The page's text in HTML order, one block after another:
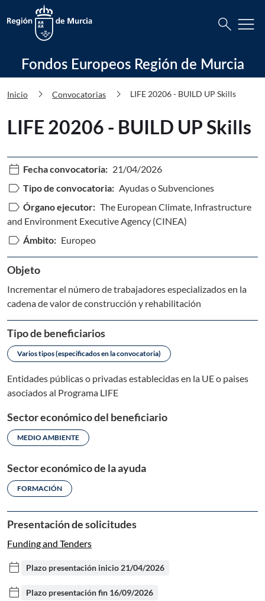
Fondos Europeos Región de Murcia
search menu
Fondos Europeos Región de Murcia
Inicio chevron_right Convocatorias chevron_right LIFE 20206 - BUILD UP Skills
LIFE 20206 - BUILD UP Skills
calendar_today Fecha convocatoria: 21/04/2026
label Tipo de convocatoria: Ayudas o Subvenciones
label Órgano ejecutor: The European Climate, Infrastructure
and Environment Executive Agency (CINEA)
label Ámbito: Europeo
Objeto
Incrementar el número de trabajadores especializados en la
cadena de valor de construcción y rehabilitación
Tipo de beneficiarios
Varios tipos (especificados en la convocatoria)
Entidades públicas o privadas establecidas en la UE o paises
asociados al Programa LIFE
Sector económico del beneficiario
MEDIO AMBIENTE
Sector económico de la ayuda
FORMACIÓN
Presentación de solicitudes
Funding and Tenders
calendar_today Plazo presentación inicio 21/04/2026
calendar_today Plazo presentación fin 16/09/2026